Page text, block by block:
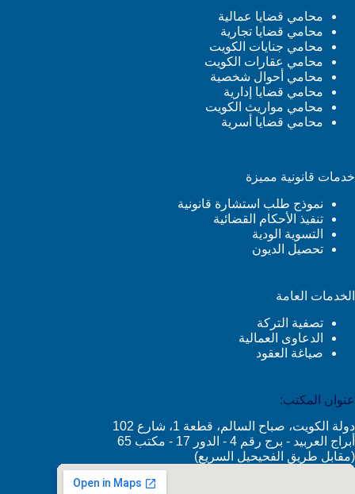
محامي قضايا عمالية
محامي قضايا تجارية
محامي جنايات الكويت
محامي عقارات الكويت
محامي أحوال شخصية
محامي قضايا إدارية
محامي مواريث الكويت
محامي قضايا أسرية
خدمات قانونية مميزة
نموذج طلب استشارة قانونية
تنفيذ الأحكام القضائية
التسوية الودية
تحصيل الديون
الخدمات العامة
تصفية التركة
الدعاوى العمالية
صياغة العقود
عنوان المكتب:
دولة الكويت، صباح السالم، قطعة 1، شارع 102
أبراج العربيد - برج رقم 4 - الدور 17 - مكتب 65
(مقابل طريق الفحيحيل السريع)